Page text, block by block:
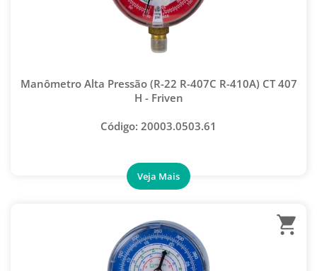
Manômetro Alta Pressão (R-22 R-407C R-410A) CT 407
H - Friven
Código: 20003.0503.61